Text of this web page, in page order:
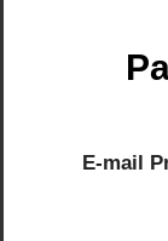
E-mail